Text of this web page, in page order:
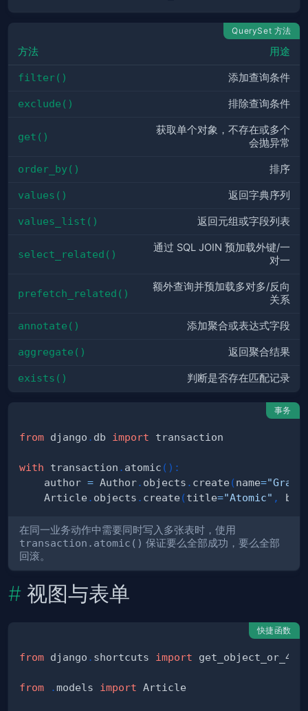
QuerySet 方法
方法 用途
filter() 添加查询条件
exclude() 排除查询条件
get()
获取单个对象，不存在或多个
会抛异常
order_by() 排序
values() 返回字典序列
values_list() 返回元组或字段列表
select_related()
通过 SQL JOIN 预加载外键/一
对一
prefetch_related()
额外查询并预加载多对多/反向
关系
annotate() 添加聚合或表达式字段
aggregate() 返回聚合结果
exists() 判断是否存在匹配记录
事务
from django . db import
with transaction . atomic ( ) :
    author
= Author. objects . create (name=
    Article
. objects . create (title="Atomic" ,
在同一业务动作中需要同时写入多张表时，使用
transaction.atomic() 保证要么全部成功，要么全部
回滚。
视图与表单
快捷函数
from django . shortcuts import get_object_or_404
from .models import